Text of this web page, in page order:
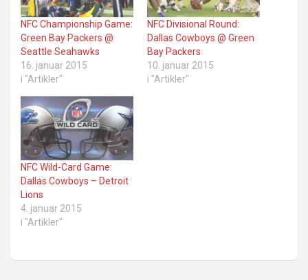
NFC Championship Game:
Green Bay Packers @
Seattle Seahawks
16. januar 2015
i "Artikler"
NFC Divisional Round:
Dallas Cowboys @ Green
Bay Packers
10. januar 2015
i "Artikler"
NFC Wild-Card Game:
Dallas Cowboys – Detroit
Lions
4. januar 2015
i "Artikler"